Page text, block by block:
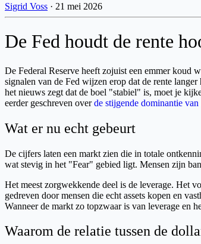
Sigrid Voss · 21 mei 2026
De Fed houdt de rente
De Federal Reserve heeft zojuist een emmer koud
signalen van de Fed wijzen erop dat de rente
het nieuws zegt dat de boel "stabiel" is, moet je
eerder geschreven overde stijgende dominantie
Wat er nu echt gebeurt
De cijfers laten een markt zien die in totale
wat stevig in het "Fear" gebied ligt. Mensen zijn
Het meest zorgwekkende deel is de leverage. Het
gedreven door mensen die echt assets kopen en
Wanneer de markt zo topzwaar is van leverage en
Waarom de relatie tussen de